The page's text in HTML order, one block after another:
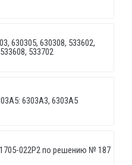
630305, 630308, 533602,
533702
6303A3, 6303A5
022P2 по решению № 187